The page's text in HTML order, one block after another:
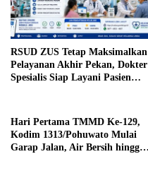
RSUD ZUS Tetap Maksimalkan
Pelayanan Akhir Pekan, Dokter
Spesialis Siap Layani Pasien
Hari Pertama TMMD Ke-129,
Kodim 1313/Pohuwato Mulai
Garap Jalan, Air Bersih hingga